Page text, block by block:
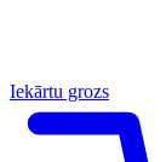
Iekārtu grozs